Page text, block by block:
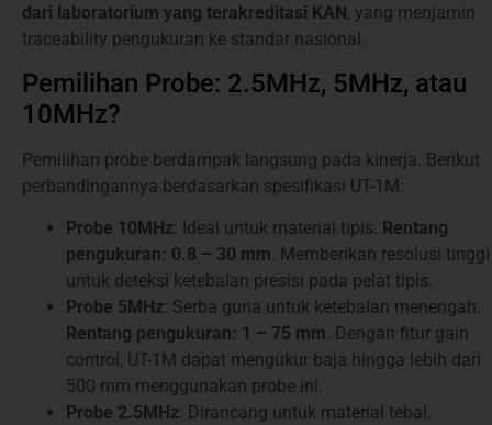
dari laboratorium yang terakreditasi KAN, yang menjamin
traceability pengukuran ke standar nasional.
Pemilihan Probe: 2.5MHz, 5MHz, atau
10MHz?
Pemilihan probe berdampak langsung pada kinerja. Berikut
perbandingannya berdasarkan spesifikasi UT-1M:
Probe 10MHz: Ideal untuk material tipis. Rentang
pengukuran: 0.8 – 30 mm. Memberikan resolusi tinggi
untuk deteksi ketebalan presisi pada pelat tipis.
Probe 5MHz: Serba guna untuk ketebalan menengah.
Rentang pengukuran: 1 – 75 mm. Dengan fitur gain
control, UT-1M dapat mengukur baja hingga lebih dari
500 mm menggunakan probe ini.
Probe 2.5MHz: Dirancang untuk material tebal.